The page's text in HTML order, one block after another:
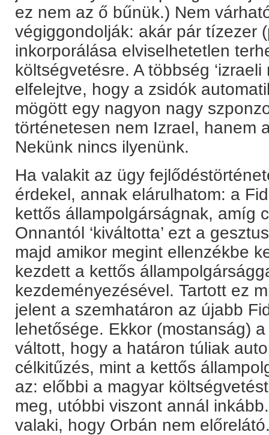
ez nem az ő bűnük.) Nem
végiggondolják: akár pár tízezer
inkorporálása elviselhetetlen
költségvetésre. A többség
elfelejtve, hogy a zsidók
mögött egy nagyon nagy
történetesen nem Izrael, hanem
Nekünk nincs ilyenünk.
Ha valakit az ügy
érdekel, annak elárulhatom: a
kettős állampolgárságnak, amíg
Onnantól ‘kiváltotta’ ezt a
majd amikor megint ellenzékbe
kezdett a kettős
kezdeményezésével. Tartott ez
jelent a szemhatáron az újabb
lehetősége. Ekkor (mostanság)
váltott, hogy a határon túliak
célkitűzés, mint a kettős
az: előbbi a magyar
meg, utóbbi viszont annál
valaki, hogy Orbán nem